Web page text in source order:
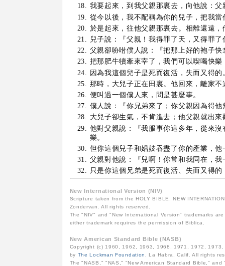
我要起來，到我父親那裏去，向他說：
從今以後，我不配稱為你的兒子，把我
於是起來，往他父親那裏去。相離還遠
兒子說：『父親！我得罪了天，又得罪
父親卻吩咐僕人說：『把那上好的袍子
把那肥牛犢牽來宰了，我們可以喫喝快樂
因為我這個兒子是死而復活，失而又得
那時，大兒子正在田裏。他回來，離家
便叫過一個僕人來，問是甚麼事。
僕人說：『你兄弟來了；你父親因為得
大兒子卻生氣，不肯進去；他父親就出來
他對父親說：『我服事你這多年，從來
樂。
但你這個兒子和娼妓吞盡了你的產業，
父親對他說：『兒啊！你常和我同在，
只是你這個兄弟是死而復活、失而又得
New International Version (NIV)
Scripture taken from the HOLY BIBLE, NEW
Zondervan. All rights reserved.
The "NIV" and "New International Version" trademarks
either trademark requires the permission of Biblica.
New American Standard Bible (NASB)
Copyright (c) 1960, 1962, 1963, 1968, 1971, 1972,
by The Lockman Foundation
, La Habra, Calif. All rights
The "NASB," "NAS," "New American Standard Bible,"